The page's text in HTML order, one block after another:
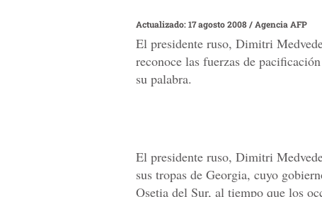
Actualizado: 17 agosto 2008/ Agencia AFP
El presidente ruso, Dimitri
reconoce las fuerzas de
su palabra.
El presidente ruso, Dimitri
sus tropas de Georgia, cuyo
Osetia del Sur, al tiempo que los